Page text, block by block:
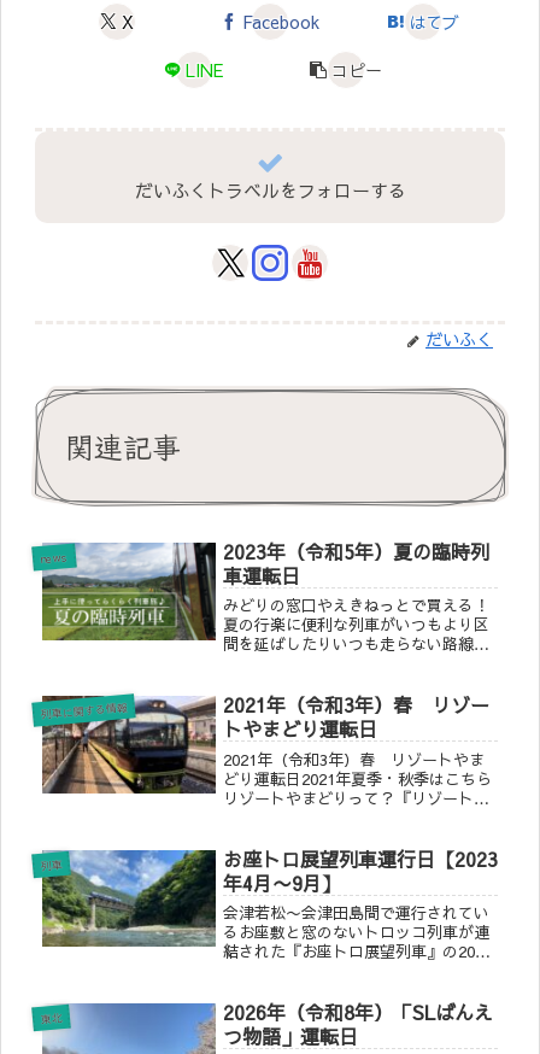
X Facebook
はてブ
LINE
コピー
だいふくトラベルをフォローする
だいふく
関連記事
news
2023年（令和5年）夏の臨時列
車運転日
みどりの窓口やえきねっとで買える！
夏の行楽に便利な列車がいつもより区
間を延ばしたりいつも走らない路線を
列車に関する情報
2021年（令和3年）春 リゾー
トやまどり運転日
2021年（令和3年）春 リゾートやま
どり運転日2021年夏季・秋季はこちら
リゾートやまどりって？『リゾートや
の里 号三鷹8:56奥多摩
10:423/13.14.20.21...
列車
お座トロ展望列車運行日【2023
年4月〜9月】
会津若松〜会津田島間で運行されてい
るお座敷と窓のないトロッコ列車が連
結された『お座トロ展望列車』の2023
スにご利用されてはいかがでしょうか
♪
東北
2026年（令和8年）「SLばんえ
つ物語」運転日